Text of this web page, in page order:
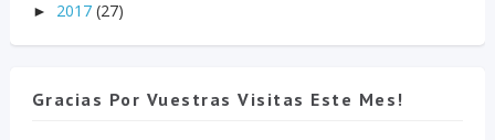
► 2017 (27)
Gracias Por Vuestras Visitas Este Mes!